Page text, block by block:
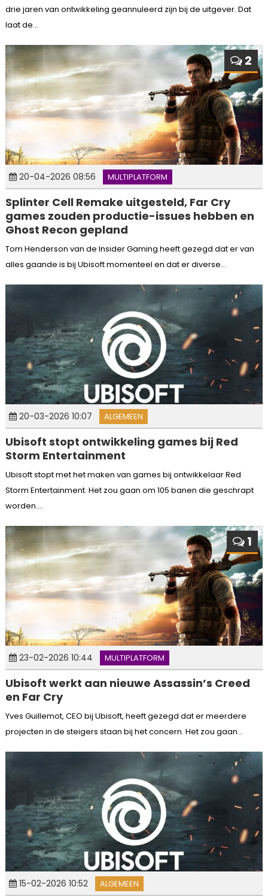
drie jaren van ontwikkeling geannuleerd zijn bij de uitgever. Dat
laat de...
2
20-04-2026 08:56 MULTIPLATFORM
Splinter Cell Remake uitgesteld, Far Cry
games zouden productie-issues hebben en
Ghost Recon gepland
Tom Henderson van de Insider Gaming heeft gezegd dat er van
alles gaande is bij Ubisoft momenteel en dat er diverse...
20-03-2026 10:07 ALGEMEEN
Ubisoft stopt ontwikkeling games bij Red
Storm Entertainment
Ubisoft stopt met het maken van games bij ontwikkelaar Red
Storm Entertainment. Het zou gaan om 105 banen die geschrapt
worden....
1
23-02-2026 10:44 MULTIPLATFORM
Ubisoft werkt aan nieuwe Assassin’s Creed
en Far Cry
Yves Guillemot, CEO bij Ubisoft, heeft gezegd dat er meerdere
projecten in de steigers staan bij het concern. Het zou gaan...
15-02-2026 10:52 ALGEMEEN